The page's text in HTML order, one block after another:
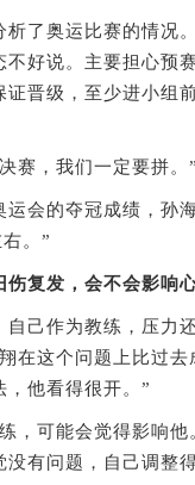
奥运比赛的情况。
不好说。主要担心预
证晋级，至少进小组
，我们一定要拼。”
的夺冠成绩，孙海
。”
伤复发，会不会影响
作为教练，压力还
在这个问题上比过
，他看得很开。”
可能会觉得影响他
没有问题，自己调整